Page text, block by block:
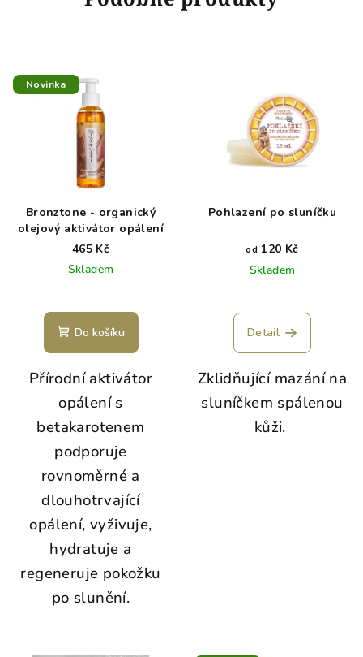
Novinka
Bronztone - organický
olejový aktivátor opálení
465 Kč
Skladem
Do košíku
Přírodní aktivátor
opálení s
betakarotenem
podporuje
rovnoměrné a
dlouhotrvající
opálení, vyživuje,
hydratuje a
regeneruje pokožku
po slunění.
Pohlazení po sluníčku
od 120 Kč
Skladem
Detail
Zklidňující mazání na
sluníčkem spálenou
kůži.